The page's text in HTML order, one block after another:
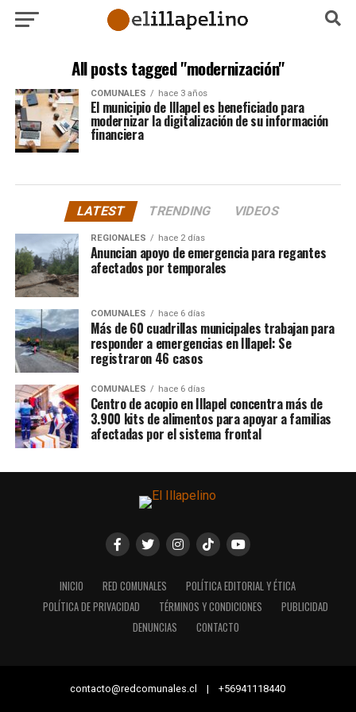
All posts tagged "modernización"
COMUNALES hace 3 años
El municipio de Illapel es beneficiado para
modernizar la digitalización de su información
financiera
LATEST TRENDING VIDEOS
REGIONALES hace 2 días
Anuncian apoyo de emergencia para regantes
afectados por temporales
COMUNALES hace 6 días
Más de 60 cuadrillas municipales trabajan para
responder a emergencias en Illapel: Se
registraron 46 casos
COMUNALES hace 6 días
Centro de acopio en Illapel concentra más de
3.900 kits de alimentos para apoyar a familias
afectadas por el sistema frontal
INICIO RED COMUNALES
POLÍTICA EDITORIAL Y ÉTICA
POLÍTICA DE PRIVACIDAD
TÉRMINOS Y CONDICIONES
PUBLICIDAD
DENUNCIAS
CONTACTO
contacto@redcomunales.cl | +56941118440